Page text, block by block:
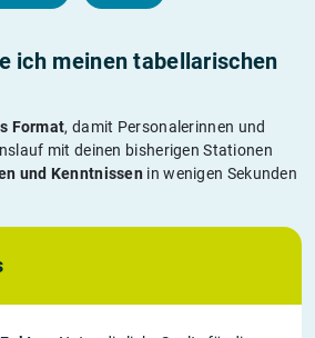
ich meinen tabellarischen
Format, damit Personalerinnen und
mit deinen bisherigen Stationen
und Kenntnissen in wenigen Sekunden